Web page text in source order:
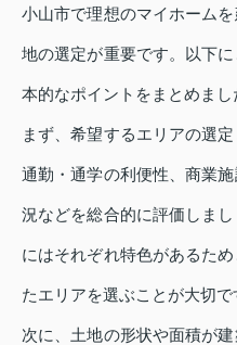
小山市で理想のマイホーム
地の選定が重要です。以下
本的なポイントをまとめまし
まず、希望するエリアの選
通勤・通学の利便性、商業
況などを総合的に評価しま
にはそれぞれ特色があるた
たエリアを選ぶことが大切で
次に、土地の形状や面積が